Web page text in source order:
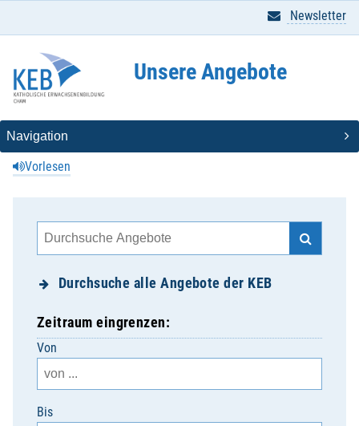
Vorlesen
Newsletter
Unsere Angebote
Durchsuche alle Angebote der KEB
Zeitraum eingrenzen:
Von
Bis